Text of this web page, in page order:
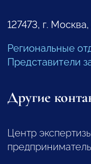
127473, г.
Региональные
Представители
Другие
Центр